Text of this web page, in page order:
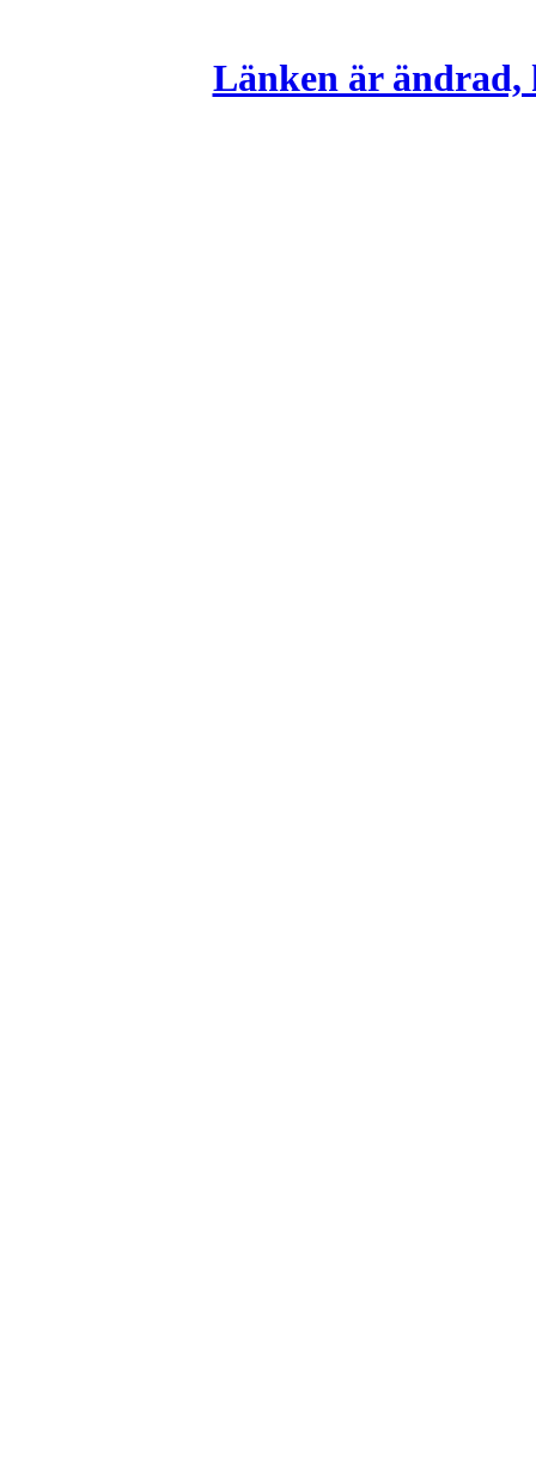
Länken är